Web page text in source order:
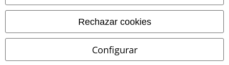
Rechazar cookies
Configurar
Tiendas EMP online